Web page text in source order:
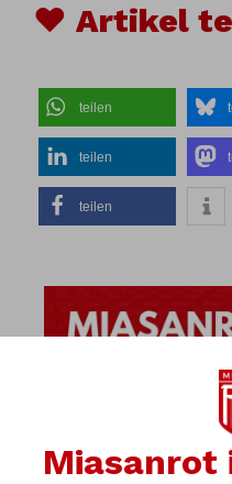
♥ Artikel
teilen
teilen
teilen